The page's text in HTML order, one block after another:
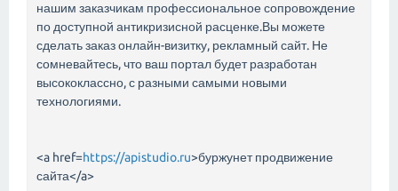
нашим заказчикам профессиональное сопровождение
по доступной антикризисной расценке.Вы можете
сделать заказ онлайн-визитку, рекламный сайт. Не
сомневайтесь, что ваш портал будет разработан
высококлассно, с разными самыми новыми
технологиями.
<a href=https://apistudio.ru>буржунет продвижение
сайта</a>